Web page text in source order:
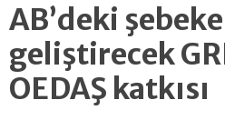
AB’deki
geliştirecek
OEDAŞ katkısı